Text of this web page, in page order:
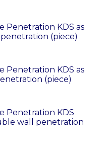
Penetration KDS as
(piece)
Penetration KDS as
(piece)
Penetration KDS
wall penetration